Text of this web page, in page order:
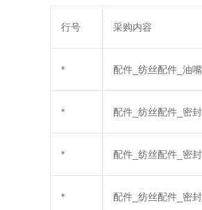
行号 采购内容
* 配件_纺丝配件_油
* 配件_纺丝配件_密
* 配件_纺丝配件_密
* 配件_纺丝配件_密